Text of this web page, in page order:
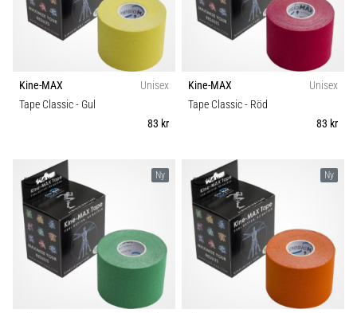
från
PUMA.
Var
varje
match,
mål
och…
9. 6. 2025
Storlek
Kategori
Sport
Hållbarhet
Kine-MAX
Unisex
Tape Classic- Gul
83 kr
Kine-MAX
Unisex
Tape Classic- Röd
83 kr
Ny Ny